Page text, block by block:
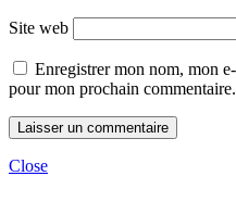
Site web
Enregistrer mon nom, mon
pour mon prochain commentaire.
Close